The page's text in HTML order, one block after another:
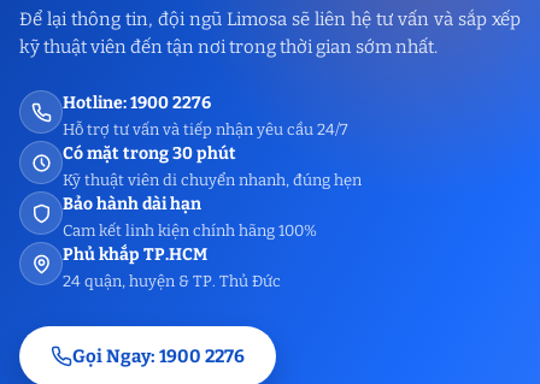
Để lại thông tin, đội ngũ Limosa sẽ liên hệ tư vấn và sắp xếp
kỹ thuật viên đến tận nơi trong thời gian sớm nhất.
Hotline: 1900 2276
Hỗ trợ tư vấn và tiếp nhận yêu cầu 24/7
Có mặt trong 30 phút
Kỹ thuật viên di chuyển nhanh, đúng hẹn
Bảo hành dài hạn
Cam kết linh kiện chính hãng 100%
Phủ khắp TP.HCM
24 quận, huyện & TP. Thủ Đức
Gọi Ngay: 1900 2276